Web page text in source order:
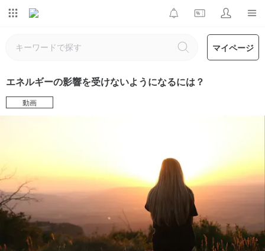
マイページ
エネルギーの影響を受けないようになるには？
動画